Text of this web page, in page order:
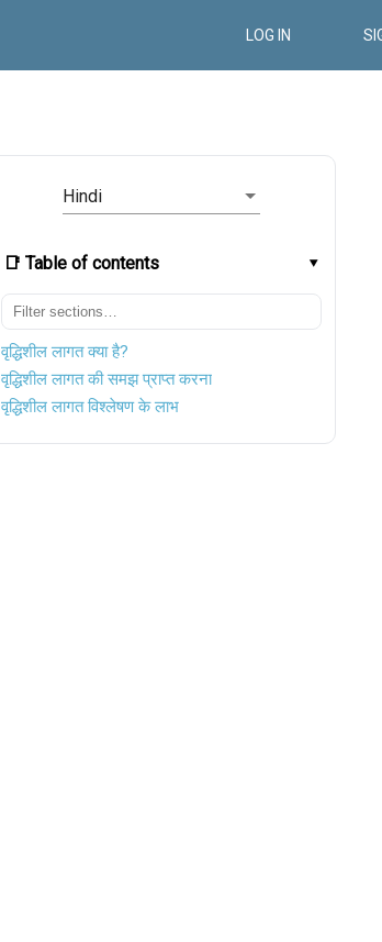
LOG IN
Hindi
📑 Table of contents
वृद्धिशील लागत क्या है?
वृद्धिशील लागत की समझ प्राप्त करना
वृद्धिशील लागत विश्लेषण के लाभ